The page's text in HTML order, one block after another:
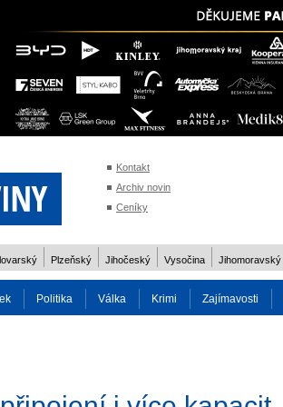
Kontakt
Archiv novin
Ceníky
Plzeňský Jihočeský Vysočina Jihomoravský
Politika Válka Krimi Zajímavosti